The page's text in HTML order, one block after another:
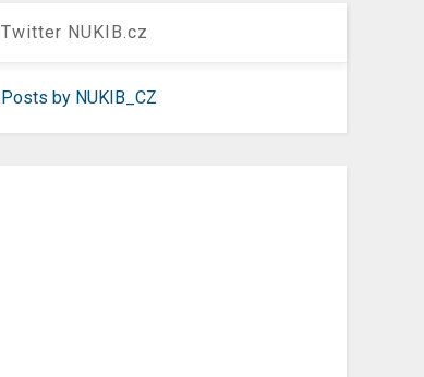
Twitter NUKIB.cz
Posts by NUKIB_CZ